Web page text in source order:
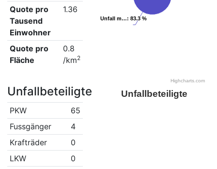
Quote pro
Tausend
Einwohner
1.36
Quote pro
Fläche
0.8
/km2
Unfall m…: 83.3 %
Unfall m…: 83.3 %
Highcharts.com
Unfallbeteiligte
PKW
65
Fussgänger
4
Krafträder
0
LKW
0
Unfallbeteiligte